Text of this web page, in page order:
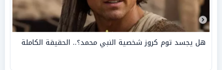
هل يجسد توم كروز شخصية النبي محمد؟.. الحقيقة الكاملة